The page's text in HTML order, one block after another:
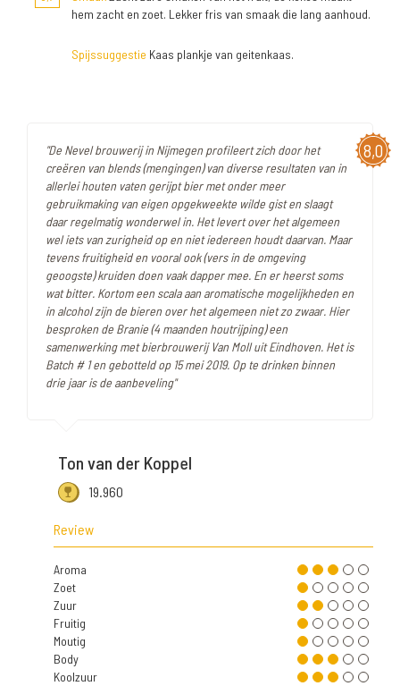
hem zacht en zoet. Lekker fris van smaak die lang aanhoud.
Spijssuggestie Kaas plankje van geitenkaas.
8,0
"De Nevel brouwerij in Nijmegen profileert zich door het
creëren van blends (mengingen) van diverse resultaten van in
allerlei houten vaten gerijpt bier met onder meer
gebruikmaking van eigen opgekweekte wilde gist en slaagt
daar regelmatig wonderwel in. Het levert over het algemeen
wel iets van zurigheid op en niet iedereen houdt daarvan. Maar
tevens fruitigheid en vooral ook (vers in de omgeving
geoogste) kruiden doen vaak dapper mee. En er heerst soms
wat bitter. Kortom een scala aan aromatische mogelijkheden en
in alcohol zijn de bieren over het algemeen niet zo zwaar. Hier
besproken de Branie (4 maanden houtrijping) een
samenwerking met bierbrouwerij Van Moll uit Eindhoven. Het is
Batch # 1 en gebotteld op 15 mei 2019. Op te drinken binnen
drie jaar is de aanbeveling"
Ton van der Koppel
19.960
Review
Aroma
Zoet
Zuur
Fruitig
Moutig
Body
Koolzuur